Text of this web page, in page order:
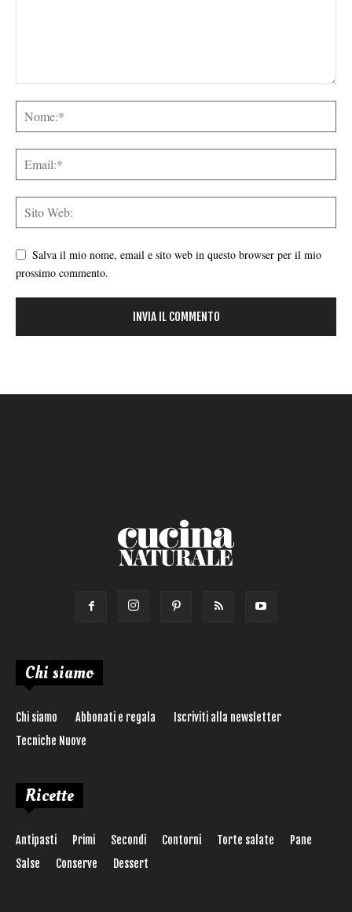
Salva il mio nome, email e sito web in questo browser per il mio
prossimo commento.
Chi siamo
Chi siamo Abbonati e regala
Iscriviti alla newsletter
Tecniche Nuove
Ricette
Antipasti Primi Secondi Contorni Torte salate
Pane
Salse
Conserve Dessert